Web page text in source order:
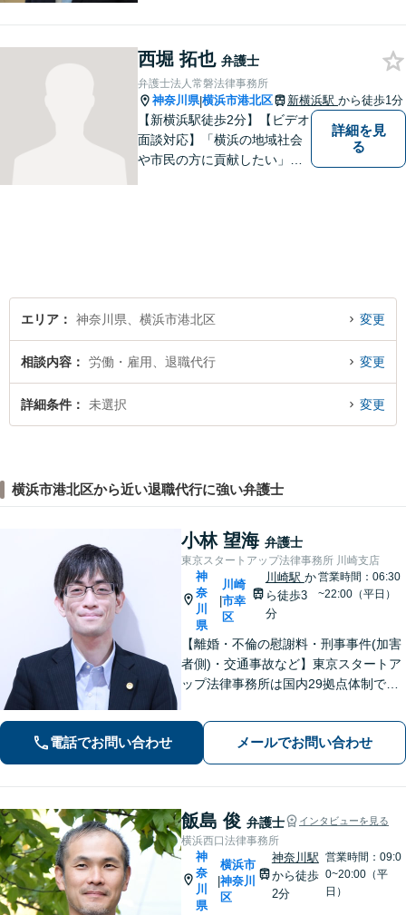
より最善の解決へ導きます。
遠方で来所困難な方もお気軽
にご相談ください。
西堀 拓也 弁護士
弁護士法人常磐法律事務所
神奈川県|横浜市港北区 新横浜駅 から徒歩1分
【新横浜駅徒歩2分】【ビデオ
面談対応】「横浜の地域社会
や市民の方に貢献したい」を
す。
詳細を見
る
エリア 神奈川県、横浜市港北区 変更
相談内容 労働・雇用、退職代行 変更
詳細条件 未選択 変更
横浜市港北区から近い退職代行に強い弁護士
小林 望海 弁護士
東京スタートアップ法律事務所 川崎支店
神
奈
川
県
川崎
市幸
区
川崎駅 か
ら徒歩3
分
営業時間：06:30
~22:00（平日）
【離婚・不倫の慰謝料・刑事事件(加害
者側)・交通事故など】東京スタートア
ップ法律事務所は国内29拠点体制で全
対応(法律相談は完全予約制)】各分野で
専門性の高い弁護士が寄り添い解決を
サポートします。
電話でお問い合わせ メールでお問い合わせ
飯島 俊 弁護士 インタビューを見る
横浜西口法律事務所
神
奈
川
県
横浜市
神奈川
区
神奈川駅
から徒歩
2分
営業時間：09:0
0~20:00（平
日）